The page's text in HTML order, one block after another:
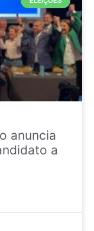
anuncia
a